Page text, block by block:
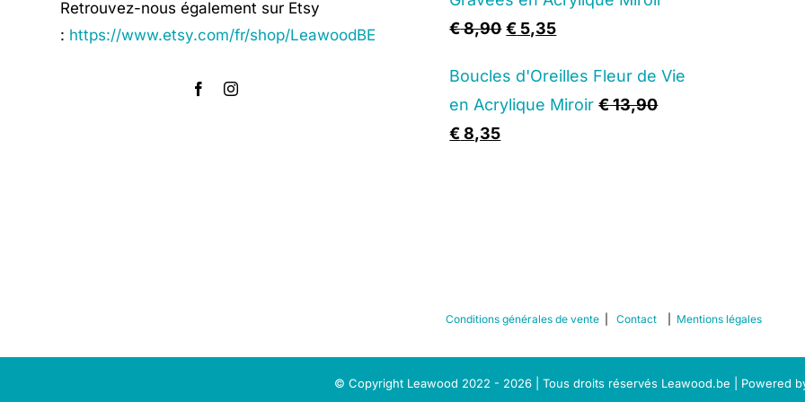
Retrouvez-nous également sur Etsy
: https://www.etsy.com/fr/shop/LeawoodBE
€ 12,90.
€8,90 Original
was:
€ 8,90.
€ 5,35Current
is:
€ 5,35.
Boucles d'Oreilles Fleur de Vie
en Acrylique Miroir €13,90
Original
€8,35Current
Conditions générales de vente Contact Mentions légales
© Copyright Leawood 2022 - 2026 | Tous droits réservés Leawood.be | Powered